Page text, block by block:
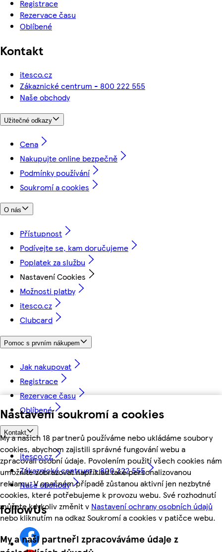
Nastavení soukromí a cookies
My a našich 18 partnerů používáme nebo ukládáme soubory
cookies, abychom zajistili správné fungování webu a
zpracovali osobní údaje. Povolením použití všech cookies nám
umožníte zobrazovat například také personalizovanou
reklamu. V opačném případě zůstanou aktivní jen nezbytné
cookies, které potřebujeme k provozu webu. Své rozhodnutí
můžete kdykoliv změnit v Nastavení ochrany osobních údajů
nebo kliknutím na odkaz Soukromí a cookies v patičce webu.
My a naši partneři zpracováváme údaje z
Registrace
Rezervace času
Oblíbené
Kontakt
itesco.cz
Zákaznické centrum - 800 222 555
Naše obchody
Užitečné odkazy
Cena
Nakupujte online bezpečně
Podmínky používání
Soukromí a cookies
O nás
Přístupnost
Podívejte se, kam doručujeme
Poplatek za službu
Nastavení Cookies
Možnosti platby
itesco.cz
Clubcard
Pomoc s prvním nákupem
Jak nakupovat
Registrace
Rezervace času
Oblíbené
Kontakt
itesco.cz
Zákaznické centrum - 800 222 555
Naše obchody
followUs